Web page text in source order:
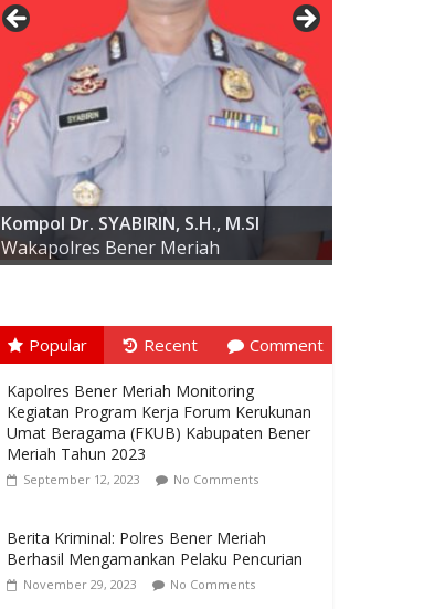
AKBP ARIS CAI DWI SUSANTO S.I.K.,
M.I.K
Kompol Dr. SYABIRIN, S.H., M.SI
Wakapolres Bener Meriah
Popular Recent Comment
Kapolres Bener Meriah Monitoring
Kegiatan Program Kerja Forum Kerukunan
Umat Beragama (FKUB) Kabupaten Bener
Meriah Tahun 2023
September 12, 2023 No Comments
Berita Kriminal: Polres Bener Meriah
Berhasil Mengamankan Pelaku Pencurian
November 29, 2023 No Comments